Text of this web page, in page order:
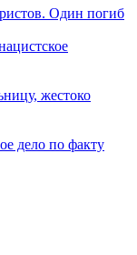
Один погиб
жестоко
дело по факту